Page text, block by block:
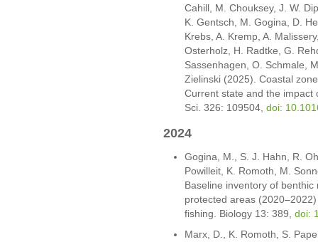
Cahill, M. Chouksey, J. W.
K. Gentsch, M. Gogina, D.
Krebs, A. Kremp, A.
Osterholz, H. Radtke, G.
Sassenhagen, O. Schmale,
Zielinski (2025). Coastal
Current state and the impact
Sci. 326: 109504, doi:
2024
Gogina, M., S. J. Hahn, R.
Powilleit, K. Romoth, M.
Baseline inventory of
protected areas
fishing. Biology 13: 389, doi:
Marx, D., K. Romoth, S.